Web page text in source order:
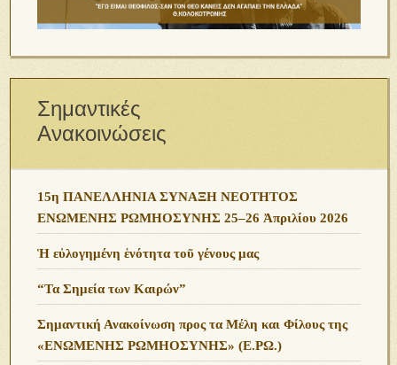
Σημαντικές
Ανακοινώσεις
15η ΠΑΝΕΛΛΗΝΙΑ ΣΥΝΑΞΗ ΝΕΟΤΗΤΟΣ
ΕΝΩΜΕΝΗΣ ΡΩΜΗΟΣΥΝΗΣ 25–26 Ἀπριλίου 2026
Ἡ εὐλογημένη ἑνότητα τοῦ γένους μας
“Τα Σημεία των Καιρών”
Σημαντική Ανακοίνωση προς τα Μέλη και Φίλους της
«ΕΝΩΜΕΝΗΣ ΡΩΜΗΟΣΥΝΗΣ» (Ε.ΡΩ.)